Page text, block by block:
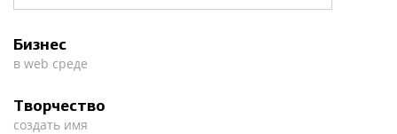
Бизнес
в web среде
Творчество
создать имя